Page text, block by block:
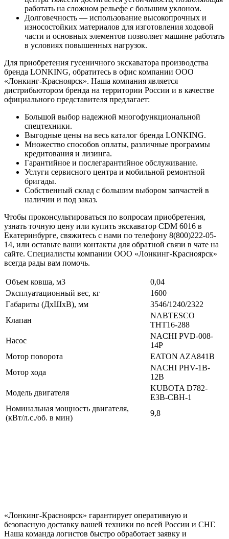
работать на сложном рельефе с большим уклоном.
Долговечность — использование высокопрочных и
износостойких материалов для изготовления ходовой
части и основных элементов позволяет машине работать
в условиях повышенных нагрузок.
Для приобретения гусеничного экскаватора производства
бренда LONKING, обратитесь в офис компании ООО
«Лонкинг-Красноярск». Наша компания является
дистрибьютором бренда на территории России и в качестве
официального представителя предлагает:
Большой выбор надежной многофункциональной
спецтехники.
Выгодные цены на весь каталог бренда LONKING.
Множество способов оплаты, различные программы
кредитования и лизинга.
Гарантийное и послегарантийное обслуживание.
Услуги сервисного центра и мобильной ремонтной
бригады.
Собственный склад с большим выбором запчастей в
наличии и под заказ.
Чтобы проконсультироваться по вопросам приобретения,
узнать точную цену или купить экскаватор CDM 6016 в
Екатеринбурге, свяжитесь с нами по телефону 8(800)222-05-
14, или оставьте ваши контакты для обратной связи в чате на
сайте. Специалисты компании ООО «Лонкинг-Красноярск»
всегда рады вам помочь.
Объем ковша, м3
0,04
Эксплуатационный вес, кг
1600
Габариты (ДхШхВ), мм
3546/1240/2322
Клапан
NABTESCO
THT16-288
Насос
NACHI PVD-008-
14P
Мотор поворота
EATON AZA841B
Мотор хода
NACHI PHV-1B-
12B
Модель двигателя
KUBOTA D782-
E3B-CBH-1
Номинальная мощность двигателя,
(кВт/л.с./об. в мин)
9,8
«Лонкинг-Красноярск» гарантирует оперативную и
безопасную доставку вашей техники по всей России и СНГ.
Наша команда логистов быстро обработает заявку и